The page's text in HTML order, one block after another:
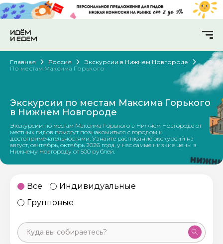
Главная Россия
Экскурсии в Нижнем Новгороде
По местам Максима Горького
Экскурсии по местам Максима Горького
в Нижнем Новгороде
Экскурсии по местам Максима Горького в Нижнем Новгороде от
местных гидов помогут познакомиться с городом и
достопримечательностями. Узнайте расписание экскурсий на
август, сентябрь, октябрь 2026 года, у нас самые низкие цены в
Нижнему Новгороду от 500 рублей.
Все
Индивидуальные
Групповые